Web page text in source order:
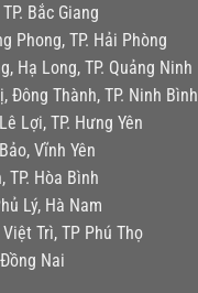
Bắc Giang
Phong, TP. Hải Phòng
Hạ Long, TP. Quảng Ninh
Đông Thành, TP. Ninh Bình
Lợi, TP. Hưng Yên
Vĩnh Yên
TP. Hòa Bình
Lý, Hà Nam
Trì, TP Phú Thọ
Nai